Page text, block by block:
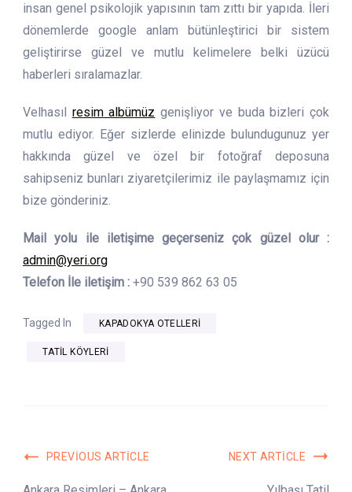
insan genel psikolojik yapısının tam zıttı bir yapıda. İleri
dönemlerde google anlam bütünleştirici bir sistem
geliştirirse güzel ve mutlu kelimelere belki üzücü
haberleri sıralamazlar.
Velhasıl resim albümüz genişliyor ve buda bizleri çok
mutlu ediyor. Eğer sizlerde elinizde bulundugunuz yer
hakkında güzel ve özel bir fotoğraf deposuna
sahipseniz bunları ziyaretçilerimiz ile paylaşmamız için
bize gönderiniz.
Mail yolu ile iletişime geçerseniz çok güzel olur :
admin@yeri.org
Telefon İle iletişim : +90 539 862 63 05
Tagged In KAPADOKYA OTELLERI
TATIL KÖYLERI
PostPREVIOUS ARTICLE NEXT ARTICLE